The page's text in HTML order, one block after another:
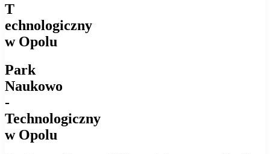
T
echnologiczny
w Opolu
Park
Naukowo
-
Technologiczny
w Opolu